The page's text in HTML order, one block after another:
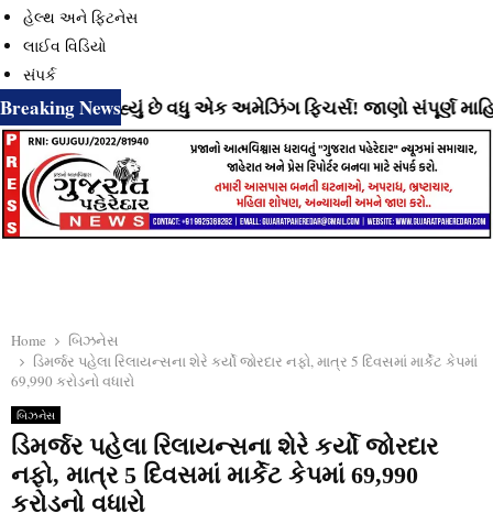
હેલ્થ અને ફિટનેસ
લાઈવ વિડિયો
સંપર્ક
Breaking News
રહ્યું છે વધુ એક અમેઝિંગ ફિચર્સ! જાણો સંપૂર્ણ માહિતી ⇝
Home
બિઝનેસ
ડિમર્જર પહેલા રિલાયન્સના શેરે કર્યો જોરદાર નફો, માત્ર 5 દિવસમાં માર્કેટ કેપમાં
69,990 કરોડનો વધારો
બિઝનેસ
ડિમર્જર પહેલા રિલાયન્સના શેરે કર્યો જોરદાર
નફો, માત્ર 5 દિવસમાં માર્કેટ કેપમાં 69,990
કરોડનો વધારો